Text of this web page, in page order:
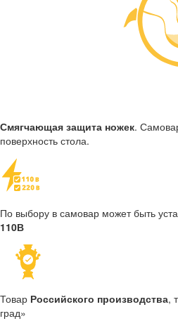
Смягчающая защита ножек.
поверхность стола.
По выбору в самовар может быть
110В
Товар Российского производства,
град»